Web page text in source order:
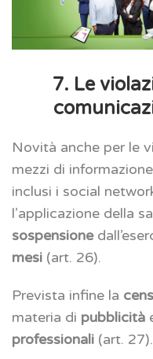
7. Le
Novità anche per le
mezzi di
inclusi i social
l’applicazione della
sospensione
mesi (art. 26).
Prevista infine la
materia di pubblicità
professionali (art. 27).